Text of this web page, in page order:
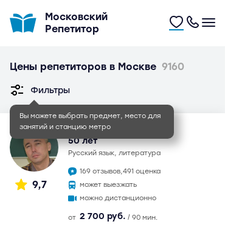
Московский
Репетитор
Цены репетиторов в Москве 9160
Вы можете выбрать предмет, место для
занятий и станцию метро
Фильтры
9,7
Иван Игоревич
50 лет
русский язык, литература
169 отзывов,491 оценка
может выезжать
можно дистанционно
от 2 700 руб. / 90 мин.